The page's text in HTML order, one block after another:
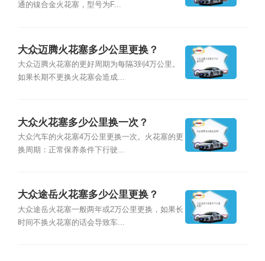
通的镍合金火花塞，型号为F...
大众迈腾火花塞多少公里更换？
大众迈腾火花塞的更好周期为每隔3到4万公里。
如果长期不更换火花塞会造成...
大众火花塞多少公里换一次？
大众汽车的火花塞4万公里更换一次。火花塞的更
换周期：正常保养条件下行驶...
大众途岳火花塞多少公里更换？
大众途岳火花塞一般两年或2万公里更换，如果长
时间不换火花塞的话会导致车...